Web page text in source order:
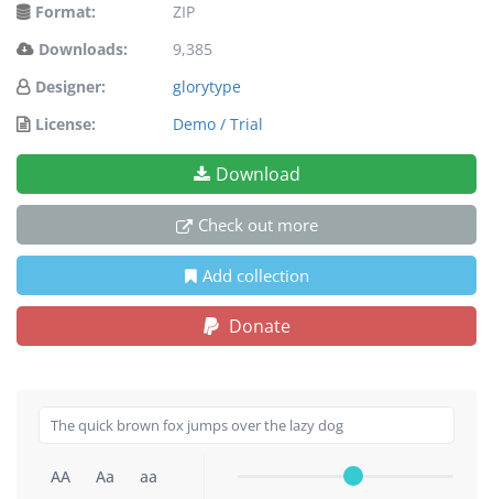
Format:
ZIP
Downloads:
9,385
Designer:
glorytype
License:
Demo / Trial
Download
Check out more
Add collection
Donate
AA Aa aa